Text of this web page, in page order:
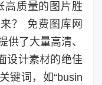
高质量的图片胜
？ 免费图库网
供了大量高清、
设计素材的绝佳
键词，如“busin